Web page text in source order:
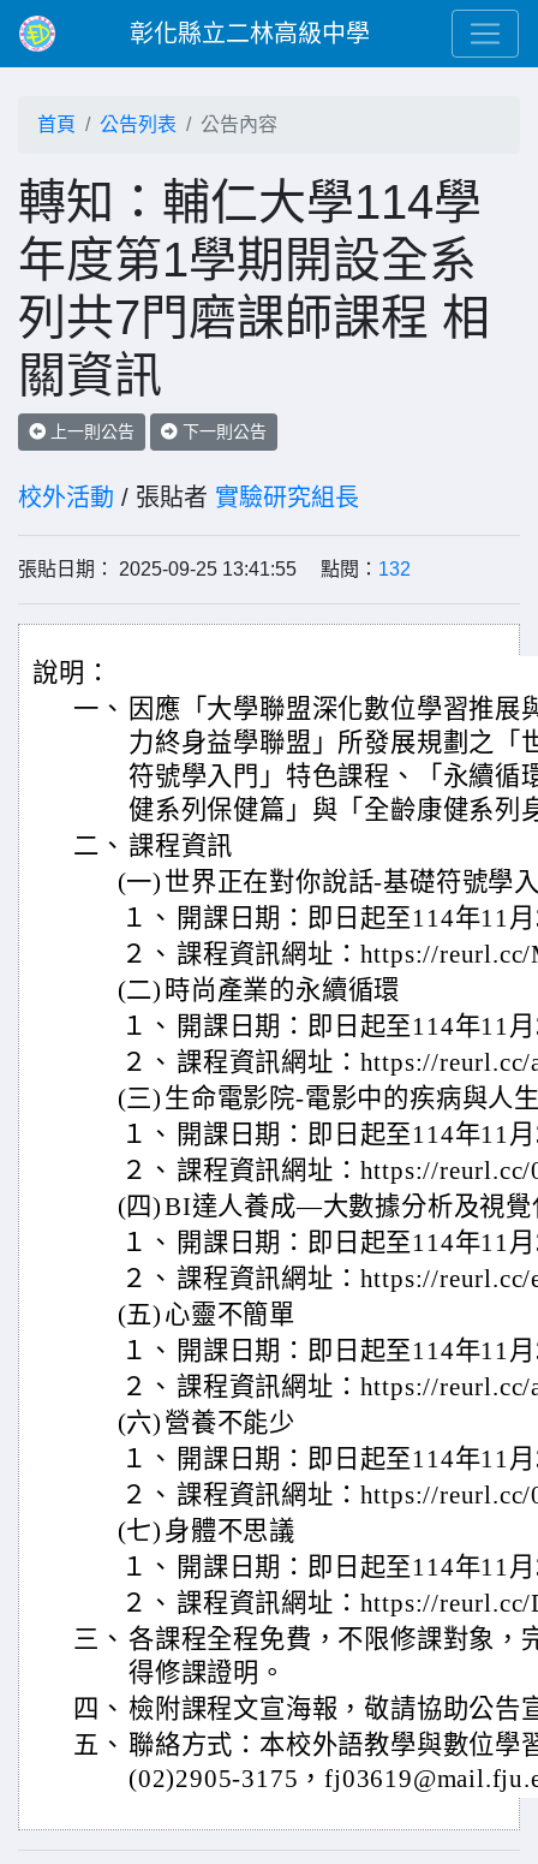
彰化縣立二林高級中學
首頁 公告列表 公告內容
轉知：輔仁大學114學
年度第1學期開設全系
列共7門磨課師課程 相
關資訊
上一則公告 下一則公告
校外活動 / 張貼者 實驗研究組長
張貼日期： 2025-09-25 13:41:55 點閱： 132
說明：
一、 因應「大學聯盟深化數位學習推展
力終身益學聯盟」所發展規劃之「
符號學入門」特色課程、「永續循
健系列保健篇」與「全齡康健系列
二、 課程資訊
(一) 世界正在對你說話-基礎符號學
１、 開課日期：即日起至114年11
２、 課程資訊網址：https://
(二) 時尚產業的永續循環
１、 開課日期：即日起至114年11
２、 課程資訊網址：https://reurl.cc/
(三) 生命電影院-電影中的疾病與人
１、 開課日期：即日起至114年11
２、 課程資訊網址：https://
(四)BI達人養成―大數據分析及視覺
１、 開課日期：即日起至114年11
２、 課程資訊網址：https://reurl.cc/
(五) 心靈不簡單
１、 開課日期：即日起至114年11
２、 課程資訊網址：https://reurl.cc/
(六) 營養不能少
１、 開課日期：即日起至114年11
２、 課程資訊網址：https://
(七) 身體不思議
１、 開課日期：即日起至114年11
２、 課程資訊網址：https://reurl.cc/
三、 各課程全程免費，不限修課對象，
得修課證明。
四、 檢附課程文宣海報，敬請協助公告
五、 聯絡方式：本校外語教學與數位學
(02)2905-3175，